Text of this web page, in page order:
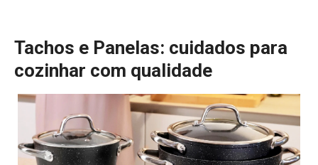
Tachos e Panelas: cuidados para
cozinhar com qualidade